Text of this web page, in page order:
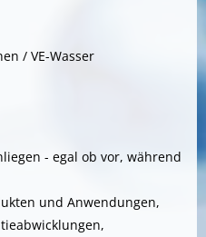
/ VE-Wasser
- egal ob vor, während
und Anwendungen,